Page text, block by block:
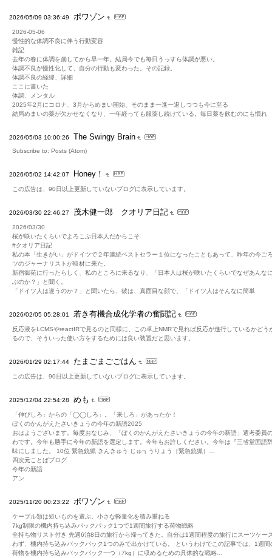
2026/05/09 03:36:49 ポワゾン
2026-05-06
慢性的な体調不良に伴う行動変容
雑記
去年の春に体調を崩してから早一年。結局今でも毎日うっすら体調が悪い。
体調不良が慢性化して、自分の行動も変わった。その記録。
体調不良の経緯、詳細
ここに書いた
体調、メンタル
2025年2月にコロナ、3月からめまい開始、そのまま一進一退しつつも今に至る
結局めまいの薬が欠かせなくなり、一年経っても服薬し続けている。毎日薬を飲むのにも慣れ
2026/05/03 10:00:26 The Swingy Brain
Subscribe to: Posts (Atom)
2026/05/02 14:42:07 Honey！
この広告は、90日以上更新していないブログに表示しています。
2026/03/30 22:46:27 茂木健一郎 クオリア日記
2026/03/30
桜が咲いたくらいでよろこぶ日本人だからこそ
#クオリア日記
私の本「生きがい」がドイツで２年連続ベストセラー１位になったこともあって、昨年の今ご
ツのジャーナリストが取材に来た。
新宿御苑に行ったらしく、私のところに来るなり、「日本人は桜が咲いたくらいでなぜあんな
ぶのか？」と聞く。
「ドイツ人は違うのか？」と聞いたら、彼は、真面目な顔で、「ドイツ人はそんなに簡単
2026/02/05 05:28:01 若き有機合成化学者の奮闘記
反応液をLCMSやreactIRで見るのと同様に、この卓上NMRで見れば反応が進行しているかどう
るので、そういった使い方をするためには良い装置だと思います。
2026/01/29 02:17:44 たまごまごごはん
この広告は、90日以上更新していないブログに表示しています。
2025/12/04 22:54:28 めも
「伸びしろ」からの「◯◯しろ」。「来しろ」があったか！
ぼくのかんがえたさいきょうの今年の新語2025
おはようございます。毎度おなじみ、「ぼくのかんがえたさいきょうの今年の新語」選考委員
わです。今年も勝手に今年の新語を選定します。今年もお許しください。今年は『三省堂国語
味にしました。 10位 緊急銃猟 きんきゅう じゅ┓うりょう［緊急銃猟］…
四次元ことばブログ
今年の新語
アン
2025/11/20 00:23:22 ポワゾン
ケーブル類は短いものを選ぶ。小さな軽量化を積み重ねる
7kg制限の機内持ち込みバックパック1つで1週間旅行する荷物戦略
全持ち物リスト付き 先週6泊8日の旅行から帰ってきた。自分は1週間程度の旅行にスーツケー
わず、機内持ち込みバックパック1つのみで出かけている。 というわけでこの記事では、1週間
荷物を機内持ち込みバックパック一つ（7kg）に収めるための具体的な戦略…